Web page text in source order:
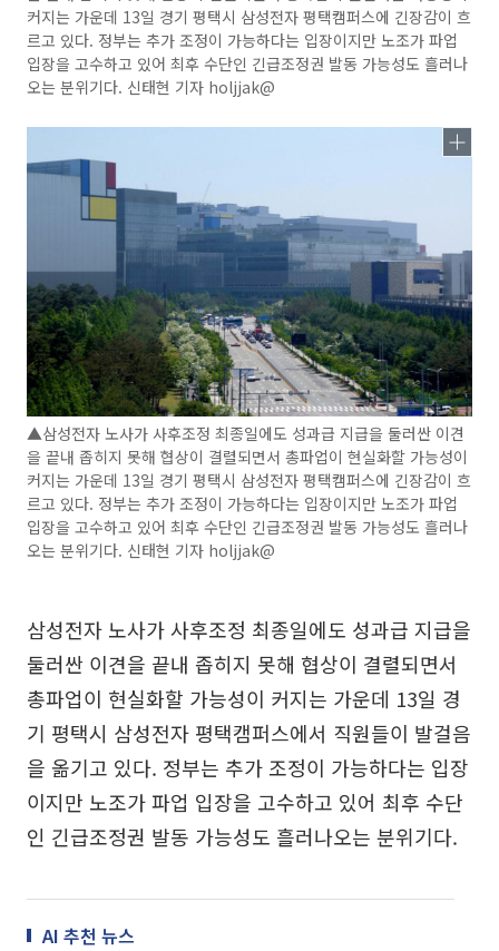
커지는 가운데 13일 경기 평택시 삼성전자 평택캠퍼스에 긴장감이 흐
르고 있다. 정부는 추가 조정이 가능하다는 입장이지만 노조가 파업
입장을 고수하고 있어 최후 수단인 긴급조정권 발동 가능성도 흘러나
오는 분위기다. 신태현 기자 holjjak@
▲삼성전자 노사가 사후조정 최종일에도 성과급 지급을 둘러싼 이견
을 끝내 좁히지 못해 협상이 결렬되면서 총파업이 현실화할 가능성이
커지는 가운데 13일 경기 평택시 삼성전자 평택캠퍼스에 긴장감이 흐
르고 있다. 정부는 추가 조정이 가능하다는 입장이지만 노조가 파업
입장을 고수하고 있어 최후 수단인 긴급조정권 발동 가능성도 흘러나
오는 분위기다. 신태현 기자 holjjak@
삼성전자 노사가 사후조정 최종일에도 성과급 지급을
둘러싼 이견을 끝내 좁히지 못해 협상이 결렬되면서
총파업이 현실화할 가능성이 커지는 가운데 13일 경
기 평택시 삼성전자 평택캠퍼스에서 직원들이 발걸음
을 옮기고 있다. 정부는 추가 조정이 가능하다는 입장
이지만 노조가 파업 입장을 고수하고 있어 최후 수단
인 긴급조정권 발동 가능성도 흘러나오는 분위기다.
AI 추천 뉴스